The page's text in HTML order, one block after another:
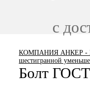
КОМПАНИЯ АНКЕР -
шестигранной
Болт
с